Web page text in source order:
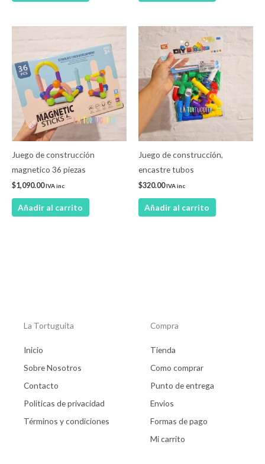
Juego de construcción
magnetico 36 piezas
$1,090.00IVA inc
Añadir al carrito
Juego de construcción,
encastre tubos
$320.00IVA inc
Añadir al carrito
La Tortuguita
Inicio
Sobre Nosotros
Contacto
Politicas de privacidad
Términos y condiciones
Compra
Tienda
Como comprar
Punto de entrega
Envios
Formas de pago
Mi carrito